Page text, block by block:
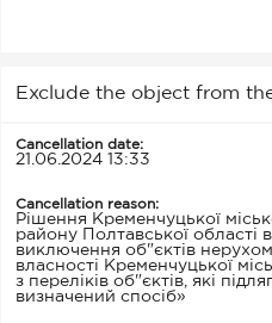
Exclude the object from
Cancellation date:
21.06.2024 13:33
Cancellation reason:
Рішення Кременчуцької
району Полтавської області
виключення об"єктів
власності Кременчуцької
з переліків об"єктів, які
визначений спосіб»